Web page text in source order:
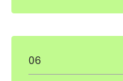
06